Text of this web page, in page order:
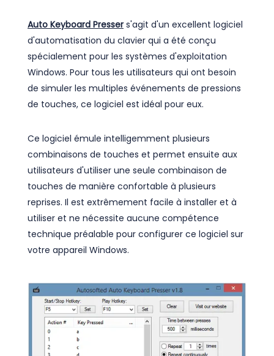
Auto Keyboard Presser s'agit d'un excellent logiciel
d'automatisation du clavier qui a été conçu
spécialement pour les systèmes d'exploitation
Windows. Pour tous les utilisateurs qui ont besoin
de simuler les multiples événements de pressions
de touches, ce logiciel est idéal pour eux.
Ce logiciel émule intelligemment plusieurs
combinaisons de touches et permet ensuite aux
utilisateurs d'utiliser une seule combinaison de
touches de manière confortable à plusieurs
reprises. Il est extrêmement facile à installer et à
utiliser et ne nécessite aucune compétence
technique préalable pour configurer ce logiciel sur
votre appareil Windows.